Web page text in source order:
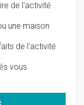
de l'activité
une maison
de l'activité
vous